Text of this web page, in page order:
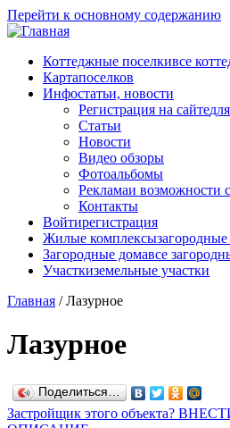
Перейти к основному содержанию
Коттеджные поселкивсе
Картапоселков
Инфостатьи, новости
Регистрация на сайте
Статьи
Новости
Видео обзоры
Фотоальбомы
Рекламаи возможности
Контакты
Войтирегистрация
Жилые комплексы
Загородные домавсе
Участкиземельные участки
Главная /Лазурное
Лазурное
Поделиться…
Застройщик этого объекта?